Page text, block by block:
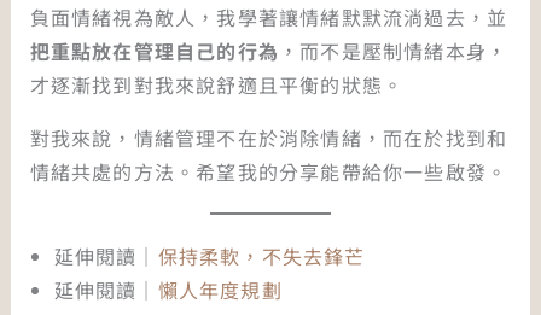
負面情緒視為敵人，我學著讓情緒默默流淌過去，並
把重點放在管理自己的行為 ，而不是壓制情緒本身，
才逐漸找到對我來說舒適且平衡的狀態。
對我來說，情緒管理不在於消除情緒，而在於找到和
情緒共處的方法。希望我的分享能帶給你一些啟發。
延伸閱讀｜ 保持柔軟，不失去鋒芒
延伸閱讀｜ 懶人年度規劃